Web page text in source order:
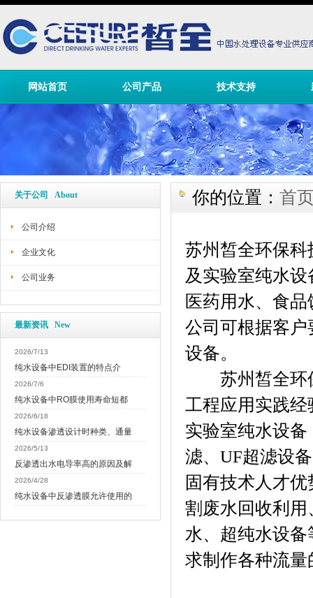
网站首页 公司产品 技术支持
关于公司 About
公司介绍
企业文化
公司业务
最新资讯 New
2026/7/13
纯水设备中EDI装置的特点介
2026/7/6
纯水设备中RO膜使用寿命短都
2026/6/18
纯水设备渗透设计时种类、通量
2026/5/13
反渗透出水电导率高的原因及解
2026/4/28
纯水设备中反渗透膜允许使用的
你的位置： 首
苏州皙全环保
及实验室纯水
医药用水、食
公司可根据客
设备。
苏州皙全环
工程应用实践
实验室纯水设
滤、 UF超滤设
固有技术人才
割废水回收利
水、超纯水设备
求制作各种流